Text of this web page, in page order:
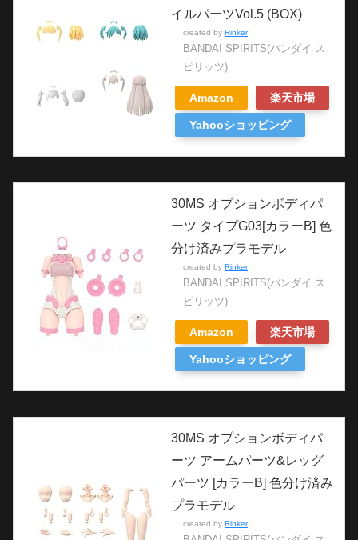
イルパーツVol.5 (BOX)
created by Rinker
BANDAI SPIRITS(バンダイ ス
ピリッツ)
Amazon 楽天市場
Yahooショッピング
30MS オプションボディパ
ーツ タイプG03[カラーB] 色
分け済みプラモデル
created by Rinker
BANDAI SPIRITS(バンダイ ス
ピリッツ)
Amazon 楽天市場
Yahooショッピング
30MS オプションボディパ
ーツ アームパーツ&レッグ
パーツ [カラーB] 色分け済み
プラモデル
created by Rinker